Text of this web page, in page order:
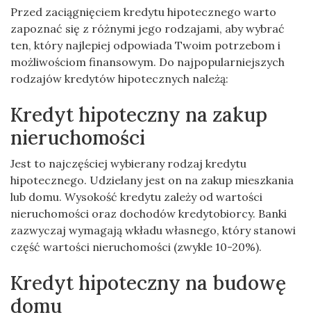
Przed zaciągnięciem kredytu hipotecznego warto
zapoznać się z różnymi jego rodzajami, aby wybrać
ten, który najlepiej odpowiada Twoim potrzebom i
możliwościom finansowym. Do najpopularniejszych
rodzajów kredytów hipotecznych należą:
Kredyt hipoteczny na zakup
nieruchomości
Jest to najczęściej wybierany rodzaj kredytu
hipotecznego. Udzielany jest on na zakup mieszkania
lub domu. Wysokość kredytu zależy od wartości
nieruchomości oraz dochodów kredytobiorcy. Banki
zazwyczaj wymagają wkładu własnego, który stanowi
część wartości nieruchomości (zwykle 10-20%).
Kredyt hipoteczny na budowę
domu